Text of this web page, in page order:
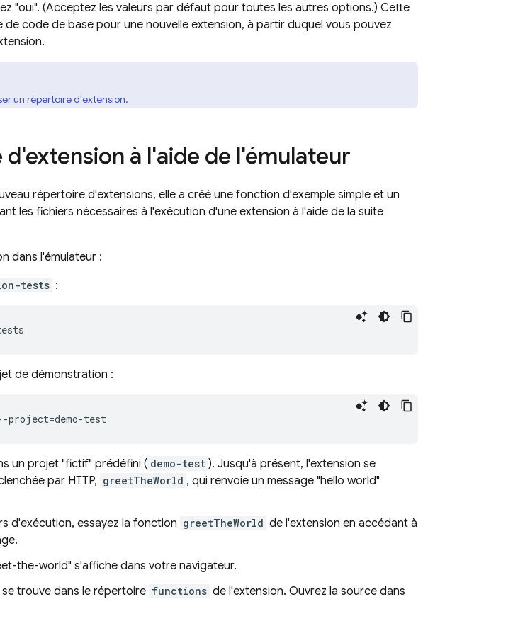
"oui". (Acceptez les valeurs par défaut pour toutes les autres options.) Cette
de code de base pour une nouvelle extension, à partir duquel vous pouvez
un répertoire d'extension.
d'extension à l'aide de l'émulateur
répertoire d'extensions, elle a créé une fonction d'exemple simple et un
les fichiers nécessaires à l'exécution d'une extension à l'aide de la suite
dans l'émulateur :
tests :
de démonstration :
project=demo-test
un projet "fictif" prédéfini ( demo-test ). Jusqu'à présent, l'extension se
par HTTP, greetTheWorld , qui renvoie un message "hello world"
d'exécution, essayez la fonction greetTheWorld de l'extension en accédant à
the-world" s'affiche dans votre navigateur.
trouve dans le répertoire functions de l'extension. Ouvrez la source dans